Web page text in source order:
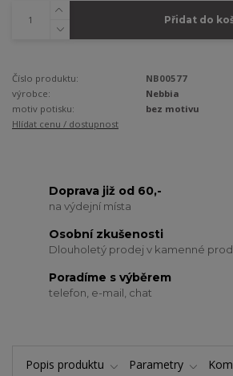
Přidat do
Číslo produktu:
NB00577
výrobce:
Nebbia
motiv potisku:
bez motivu
Hlídat cenu / dostupnost
Doprava již od 60,-
na výdejní místa
Osobní zkušenosti
Dlouholetý prodej v kamenné
Poradíme s výběrem
telefon, e-mail, chat
Popis produktu Parametry